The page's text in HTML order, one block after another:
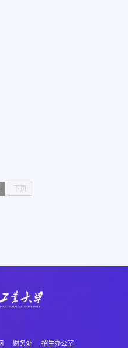
下页
财务处
招生办公室